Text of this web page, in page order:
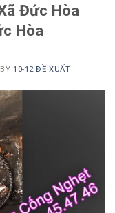
Đức Hòa
Hòa
BY 10-12 ĐỀ XUẤT